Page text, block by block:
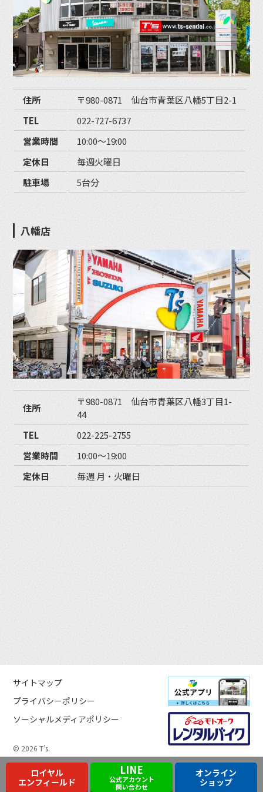
住所
〒980-0871 仙台市青葉区八幡5丁目2-1
TEL
022-727-6737
営業時間
10:00〜19:00
定休日
毎週火曜日
駐車場
5台分
八幡店
住所
〒980-0871 仙台市青葉区八幡3丁目1-
44
TEL
022-225-2755
営業時間
10:00〜19:00
定休日
毎週 月・火曜日
サイトマップ
プライバシーポリシー
ソーシャルメディアポリシー
© 2026 T’s.
ロイヤル
エンフィールド
LINE
公式アカウント
問い合わせ
オンライン
ショップ